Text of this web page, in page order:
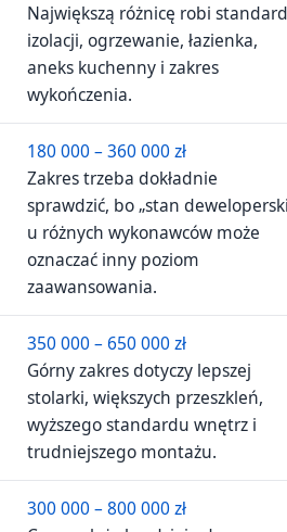
Największą różnicę robi standard
izolacji, ogrzewanie, łazienka,
aneks kuchenny i zakres
wykończenia.
180 000 – 360 000 zł
Zakres trzeba dokładnie
sprawdzić, bo „stan
u różnych wykonawców może
oznaczać inny poziom
zaawansowania.
350 000 – 650 000 zł
Górny zakres dotyczy lepszej
stolarki, większych przeszkleń,
wyższego standardu wnętrz i
trudniejszego montażu.
300 000 – 800 000 zł